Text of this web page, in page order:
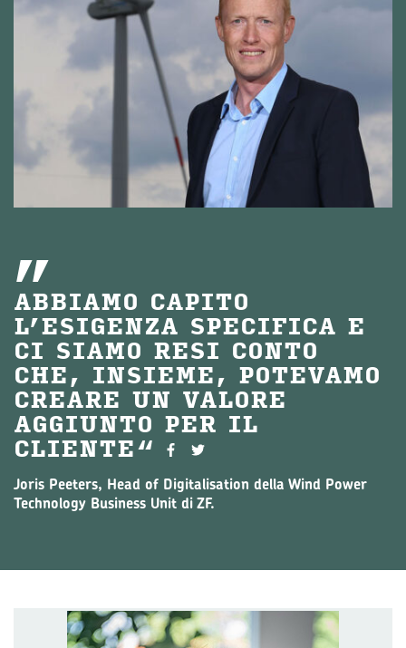
ABBIAMO CAPITO
L’ESIGENZA SPECIFICA E
CI SIAMO RESI CONTO
CHE, INSIEME, POTEVAMO
CREARE UN VALORE
AGGIUNTO PER IL
CLIENTE
Joris Peeters, Head of Digitalisation della Wind Power
Technology Business Unit di ZF.